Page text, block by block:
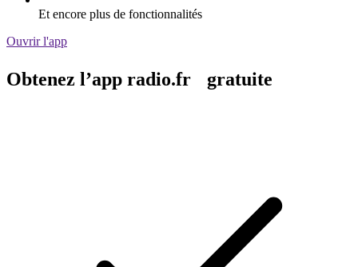
Et encore plus de fonctionnalités
Ouvrir l'app
Obtenez l’app radio.fr gratuite